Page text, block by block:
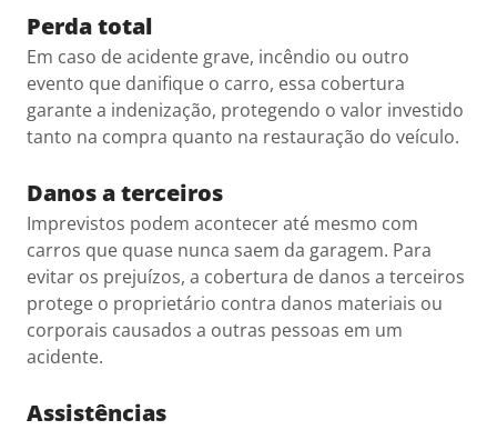
Perda total
Em caso de acidente grave, incêndio ou outro
evento que danifique o carro, essa cobertura
garante a indenização, protegendo o valor investido
tanto na compra quanto na restauração do veículo.
Danos a terceiros
Imprevistos podem acontecer até mesmo com
carros que quase nunca saem da garagem. Para
evitar os prejuízos, a cobertura de danos a terceiros
protege o proprietário contra danos materiais ou
corporais causados a outras pessoas em um
acidente.
Assistências